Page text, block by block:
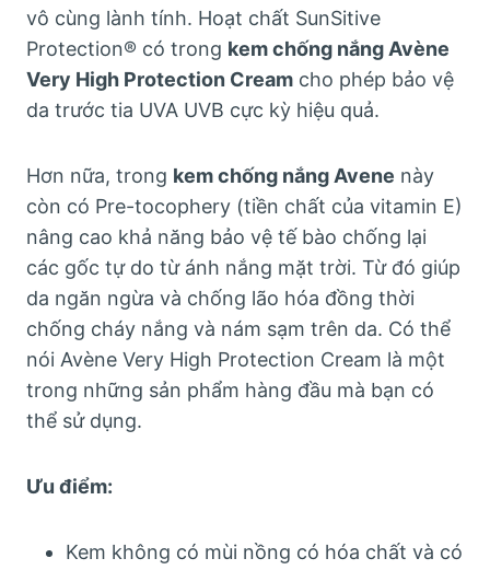
vô cùng lành tính. Hoạt chất SunSitive
Protection® có trong kem chống nắng Avène
Very High Protection Cream cho phép bảo vệ
da trước tia UVA UVB cực kỳ hiệu quả.
Hơn nữa, trong kem chống nắng Avene này
còn có Pre-tocophery (tiền chất của vitamin E)
nâng cao khả năng bảo vệ tế bào chống lại
các gốc tự do từ ánh nắng mặt trời. Từ đó giúp
da ngăn ngừa và chống lão hóa đồng thời
chống cháy nắng và nám sạm trên da. Có thể
nói Avène Very High Protection Cream là một
trong những sản phẩm hàng đầu mà bạn có
thể sử dụng.
Ưu điểm:
Kem không có mùi nồng có hóa chất và có